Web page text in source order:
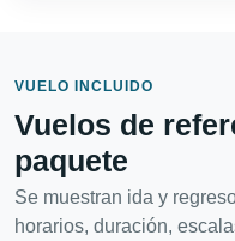
VUELO INCLUIDO
Vuelos de
paquete
Se muestran ida y
horarios, duración,